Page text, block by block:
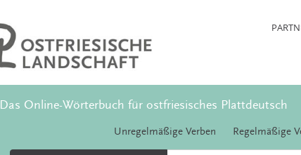
Das Online-Wörterbuch für ostfriesisches Plattdeutsch
Unregelmäßige Verben Regelmäßige